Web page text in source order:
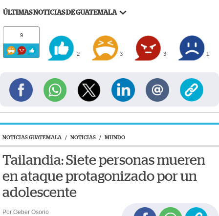
ÚLTIMAS NOTICIAS DE GUATEMALA
9
2 3 3 1
NOTICIAS GUATEMALA / NOTICIAS / MUNDO
Tailandia: Siete personas mueren
en ataque protagonizado por un
adolescente
Por Geber Osorio